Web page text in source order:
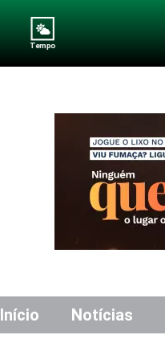
Tempo
Início Notícias